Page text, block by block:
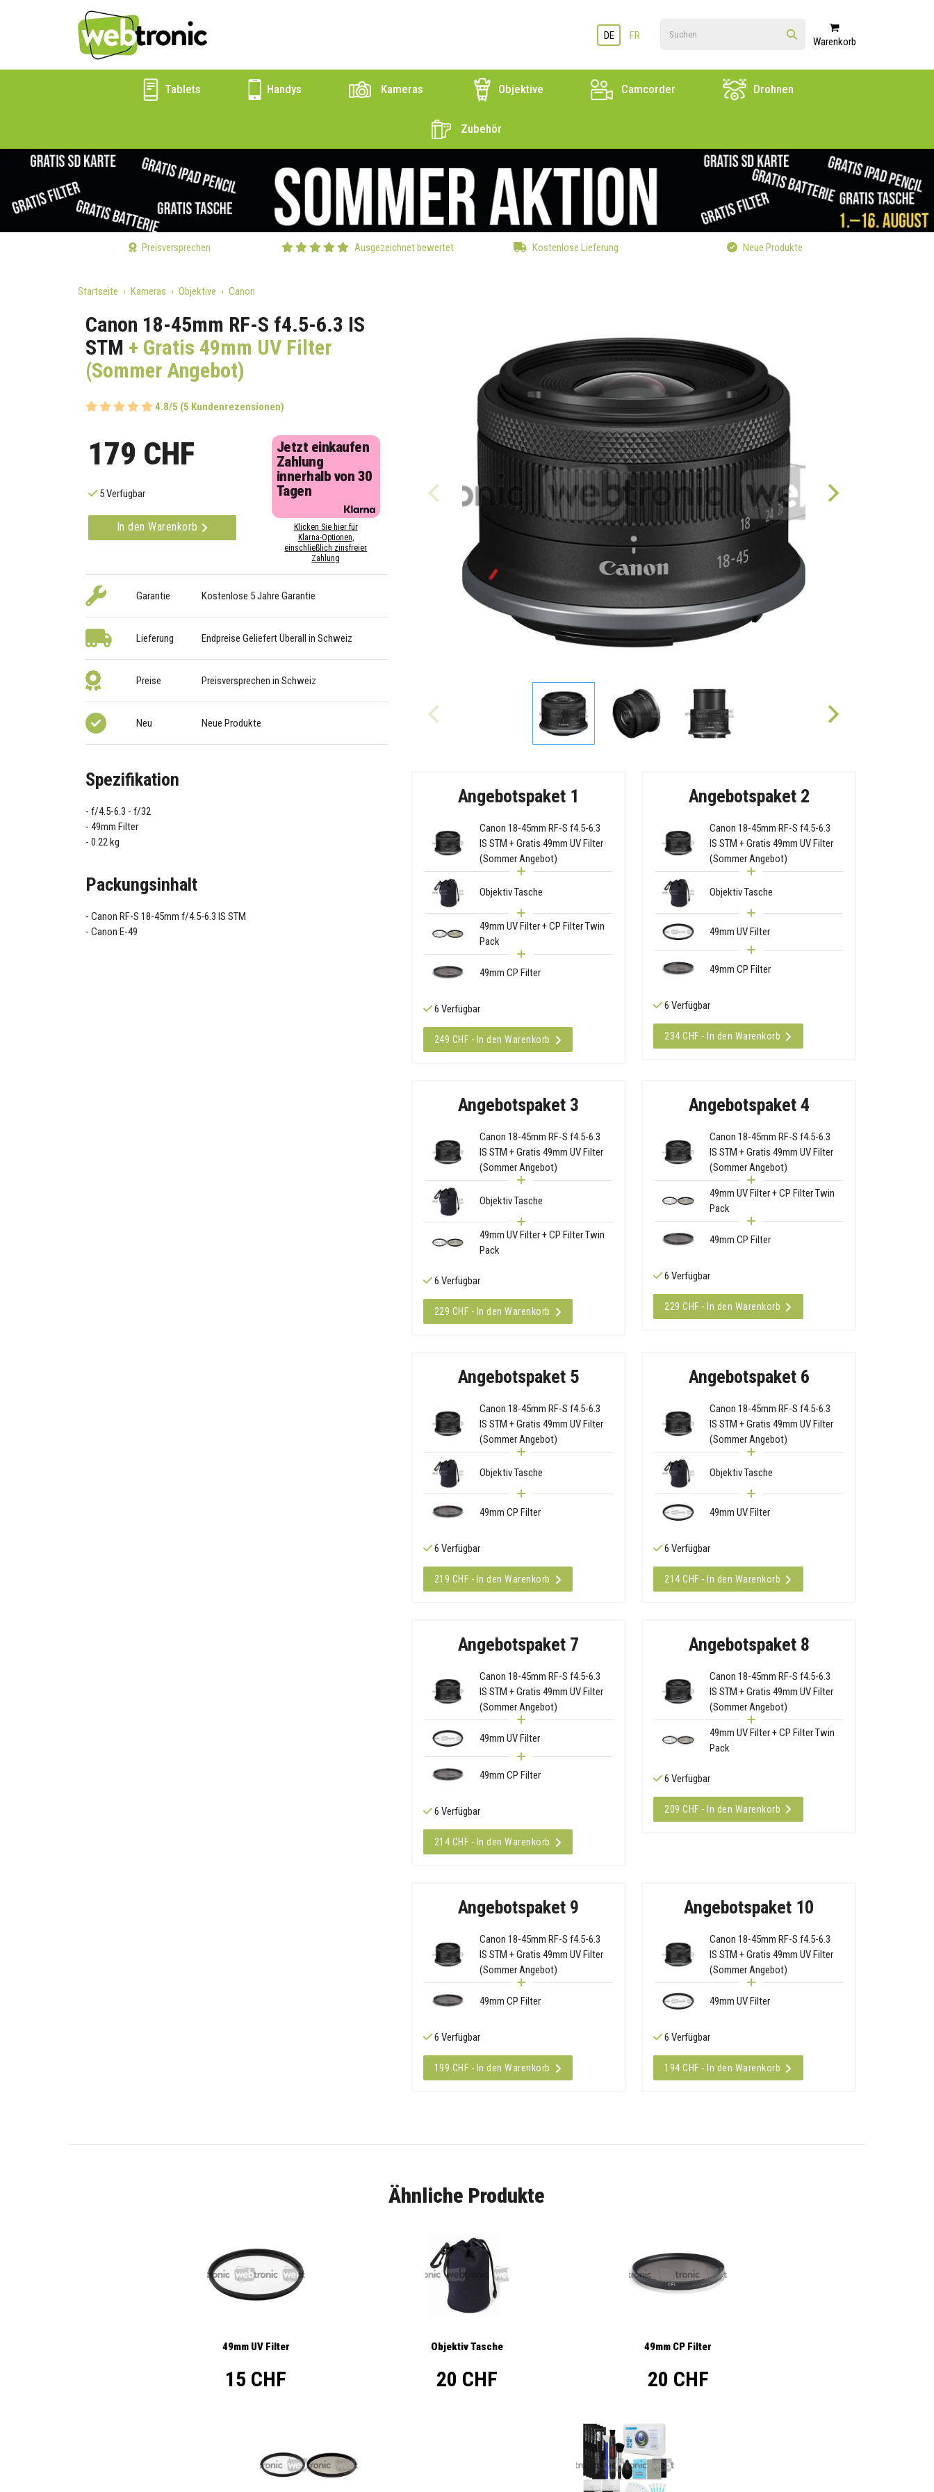
DE FR Warenkorb
Tablets Handys Kameras Objektive Camcorder Drohnen
Zubehör
Preisversprechen Ausgezeichnet bewertet Kostenlose Lieferung Neue Produkte
Startseite Kameras Objektive Canon
Canon 18-45mm RF-S f4.5-6.3 IS
STM + Gratis 49mm UV Filter
(Sommer Angebot)
4.8/5 (5 Kundenrezensionen)
179 CHF
5 Verfügbar
In den Warenkorb
Jetzt einkaufen
Zahlung
innerhalb von 30
Tagen
Klicken Sie hier für
Klarna-Optionen,
einschließlich zinsfreier
Zahlung
Garantie Kostenlose 5 Jahre Garantie
Lieferung Endpreise Geliefert Überall in Schweiz
Preise Preisversprechen in Schweiz
Neu Neue Produkte
Angebotspaket 1
Canon 18-45mm RF-S f4.5-6.3
IS STM + Gratis 49mm UV Filter
(Sommer Angebot)
Objektiv Tasche
49mm UV Filter + CP Filter Twin
Pack
49mm CP Filter
6 Verfügbar
249 CHF - In den Warenkorb
Angebotspaket 2
Canon 18-45mm RF-S f4.5-6.3
IS STM + Gratis 49mm UV Filter
(Sommer Angebot)
Objektiv Tasche
49mm UV Filter
49mm CP Filter
6 Verfügbar
234 CHF - In den Warenkorb
Angebotspaket 3
Canon 18-45mm RF-S f4.5-6.3
IS STM + Gratis 49mm UV Filter
(Sommer Angebot)
Objektiv Tasche
49mm UV Filter + CP Filter Twin
Pack
6 Verfügbar
229 CHF - In den Warenkorb
Angebotspaket 4
Canon 18-45mm RF-S f4.5-6.3
IS STM + Gratis 49mm UV Filter
(Sommer Angebot)
49mm UV Filter + CP Filter Twin
Pack
49mm CP Filter
6 Verfügbar
229 CHF - In den Warenkorb
Angebotspaket 5
Canon 18-45mm RF-S f4.5-6.3
IS STM + Gratis 49mm UV Filter
(Sommer Angebot)
Objektiv Tasche
49mm CP Filter
6 Verfügbar
219 CHF - In den Warenkorb
Angebotspaket 6
Canon 18-45mm RF-S f4.5-6.3
IS STM + Gratis 49mm UV Filter
(Sommer Angebot)
Objektiv Tasche
49mm UV Filter
6 Verfügbar
214 CHF - In den Warenkorb
Angebotspaket 7
Canon 18-45mm RF-S f4.5-6.3
IS STM + Gratis 49mm UV Filter
(Sommer Angebot)
49mm UV Filter
49mm CP Filter
6 Verfügbar
214 CHF - In den Warenkorb
Angebotspaket 8
Canon 18-45mm RF-S f4.5-6.3
IS STM + Gratis 49mm UV Filter
(Sommer Angebot)
49mm UV Filter + CP Filter Twin
Pack
6 Verfügbar
209 CHF - In den Warenkorb
Angebotspaket 9
Canon 18-45mm RF-S f4.5-6.3
IS STM + Gratis 49mm UV Filter
(Sommer Angebot)
49mm CP Filter
6 Verfügbar
199 CHF - In den Warenkorb
Angebotspaket 10
Canon 18-45mm RF-S f4.5-6.3
IS STM + Gratis 49mm UV Filter
(Sommer Angebot)
49mm UV Filter
6 Verfügbar
194 CHF - In den Warenkorb
Spezifikation
f/4.5-6.3 - f/32
49mm Filter
0.22 kg
Packungsinhalt
Canon RF-S 18-45mm f/4.5-6.3 IS STM
Canon E-49
Ähnliche Produkte
49mm UV Filter
15 CHF
Objektiv Tasche
20 CHF
49mm CP Filter
20 CHF